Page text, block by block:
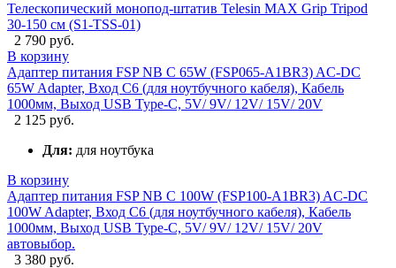
Телескопический монопод-штатив Telesin MAX Grip Tripod
30-150 см (S1-TSS-01)
2 790 руб.
В корзину
Адаптер питания FSP NB C 65W (FSP065-A1BR3) AC-DC
65W Adapter, Вход C6 (для ноутбучного кабеля), Кабель
1000мм, Выход USB Type-C, 5V/ 9V/ 12V/ 15V/ 20V
2 125 руб.
Для: для ноутбука
В корзину
Адаптер питания FSP NB C 100W (FSP100-A1BR3) AC-DC
100W Adapter, Вход C6 (для ноутбучного кабеля), Кабель
1000мм, Выход USB Type-C, 5V/ 9V/ 12V/ 15V/ 20V
автовыбор.
3 380 руб.